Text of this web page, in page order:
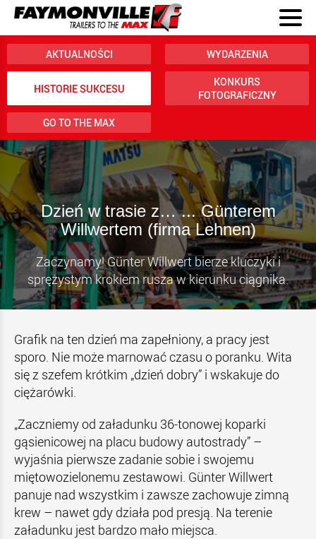
AKTUALNOŚCI WYDARZENIA
HISTORIE SUKCESU
KONKURS
FOTOGRAFICZNY
GO TO THE MAX
Dzień w trasie z… ... Günterem
Willwertem (firma Lehnen)
Zaczynamy! Günter Willwert bierze kluczyki i
sprężystym krokiem rusza w kierunku ciągnika.
Grafik na ten dzień ma zapełniony, a pracy jest
sporo. Nie może marnować czasu o poranku. Wita
się z szefem krótkim „dzień dobry” i wskakuje do
ciężarówki.
„Zaczniemy od załadunku 36-tonowej koparki
gąsienicowej na placu budowy autostrady” –
wyjaśnia pierwsze zadanie sobie i swojemu
miętowozielonemu zestawowi. Günter Willwert
panuje nad wszystkim i zawsze zachowuje zimną
krew – nawet gdy działa pod presją. Na terenie
załadunku jest bardzo mało miejsca.